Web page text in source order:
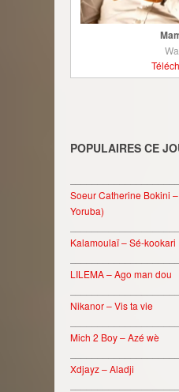
POPULAIRES CE
Soeur Catherine Bokini
Yoruba)
Kalamoulaï – Sé-kookari
LILEMA – Ago man dou
Nikanor – Vis ta vie
Mich 2 Boy – Azé wè
Xdjayz – Aladji